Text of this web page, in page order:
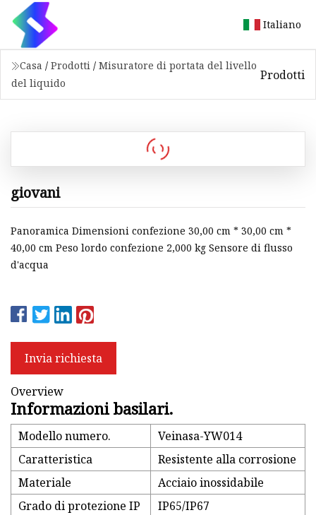
Italiano
Casa / Prodotti / Misuratore di portata del livello
del liquido
Prodotti
giovani
Panoramica Dimensioni confezione 30,00 cm * 30,00 cm *
40,00 cm Peso lordo confezione 2,000 kg Sensore di flusso
d'acqua
Invia richiesta
Overview
Informazioni basilari.
Modello numero.
Veinasa-YW014
Caratteristica
Resistente alla corrosione
Materiale
Acciaio inossidabile
Grado di protezione IP
IP65/IP67